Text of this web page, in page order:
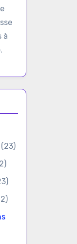
à
(23)